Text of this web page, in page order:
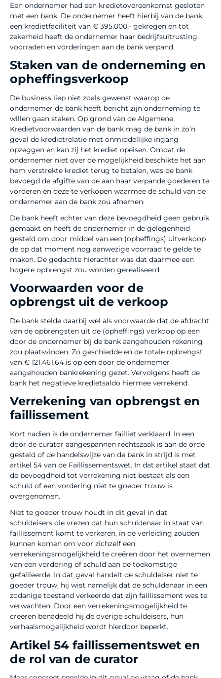
Een ondernemer had een kredietovereenkomst gesloten
met een bank. De ondernemer heeft hierbij van de bank
een kredietfaciliteit van € 395.000,- gekregen en tot
zekerheid heeft de ondernemer haar bedrijfsuitrusting,
voorraden en vorderingen aan de bank verpand.
Staken van de onderneming en
opheffingsverkoop
De business liep niet zoals gewenst waarop de
ondernemer de bank heeft bericht zijn onderneming te
willen gaan staken. Op grond van de Algemene
Kredietvoorwaarden van de bank mag de bank in zo’n
geval de kredietrelatie met onmiddellijke ingang
opzeggen en kan zij het krediet opeisen. Omdat de
ondernemer niet over de mogelijkheid beschikte het aan
hem verstrekte krediet terug te betalen, was de bank
bevoegd de afgifte van de aan haar verpande goederen te
vorderen en deze te verkopen waarmee de schuld van de
ondernemer aan de bank zou afnemen.
De bank heeft echter van deze bevoegdheid geen gebruik
gemaakt en heeft de ondernemer in de gelegenheid
gesteld om door middel van een (opheffings) uitverkoop
de op dat moment nog aanwezige voorraad te gelde te
maken. De gedachte hierachter was dat daarmee een
hogere opbrengst zou worden gerealiseerd.
Voorwaarden voor de
opbrengst uit de verkoop
De bank stelde daarbij wel als voorwaarde dat de afdracht
van de opbrengsten uit de (opheffings) verkoop op een
door de ondernemer bij de bank aangehouden rekening
zou plaatsvinden. Zo geschiedde en de totale opbrengst
van € 121.461,64 is op een door de ondernemer
aangehouden bankrekening gezet. Vervolgens heeft de
bank het negatieve kredietsaldo hiermee verrekend.
Verrekening van opbrengst en
faillissement
Kort nadien is de ondernemer failliet verklaard. In een
door de curator aangespannen rechtszaak is aan de orde
gesteld of de handelswijze van de bank in strijd is met
artikel 54 van de Faillissementswet. In dat artikel staat dat
de bevoegdheid tot verrekening niet bestaat als een
schuld of een vordering niet te goeder trouw is
overgenomen.
Niet te goeder trouw houdt in dit geval in dat
schuldeisers die vrezen dat hun schuldenaar in staat van
faillissement komt te verkeren, in de verleiding zouden
kunnen komen om voor zichzelf een
verrekeningsmogelijkheid te creëren door het overnemen
van een vordering of schuld aan de toekomstige
gefailleerde. In dat geval handelt de schuldeiser niet te
goeder trouw, hij wist namelijk dat de schuldenaar in een
zodanige toestand verkeerde dat zijn faillissement was te
verwachten. Door een verrekeningsmogelijkheid te
creëren benadeeld hij de overige schuldeisers, hun
verhaalsmogelijkheid wordt hierdoor beperkt.
Artikel 54 faillissementswet en
de rol van de curator